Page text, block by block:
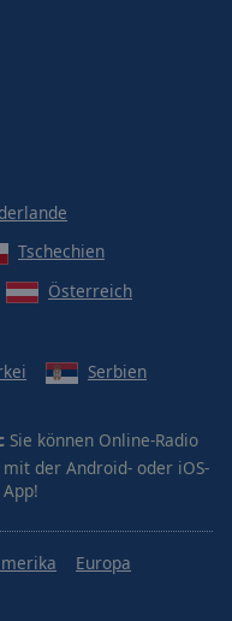
Tschechien
Österreich
Serbien
Sie können Online-Radio
der Android- oder iOS-
App!
Europa